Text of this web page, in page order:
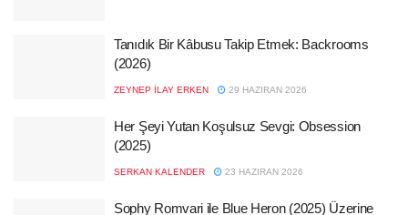
Tanıdık Bir Kâbusu Takip Etmek: Backrooms
(2026)
ZEYNEP İLAY ERKEN 29 HAZIRAN 2026
Her Şeyi Yutan Koşulsuz Sevgi: Obsession
(2025)
SERKAN KALENDER 23 HAZIRAN 2026
Sophy Romvari ile Blue Heron (2025) Üzerine